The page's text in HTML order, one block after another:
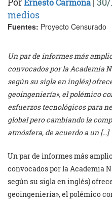
medios
Fuentes: Proyecto Censurado
Un par de informes más
convocados por la Academia
según su sigla en inglés)
geoingeniería», el polémico
esfuerzos tecnológicos para
global pero cambiando la
atmósfera, de acuerdo a un […]
Un par de informes más
convocados por la Academia
según su sigla en inglés)
geoingeniería», el polémico